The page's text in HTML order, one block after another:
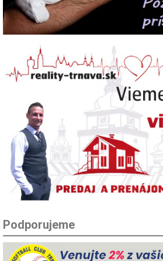
Podporujeme